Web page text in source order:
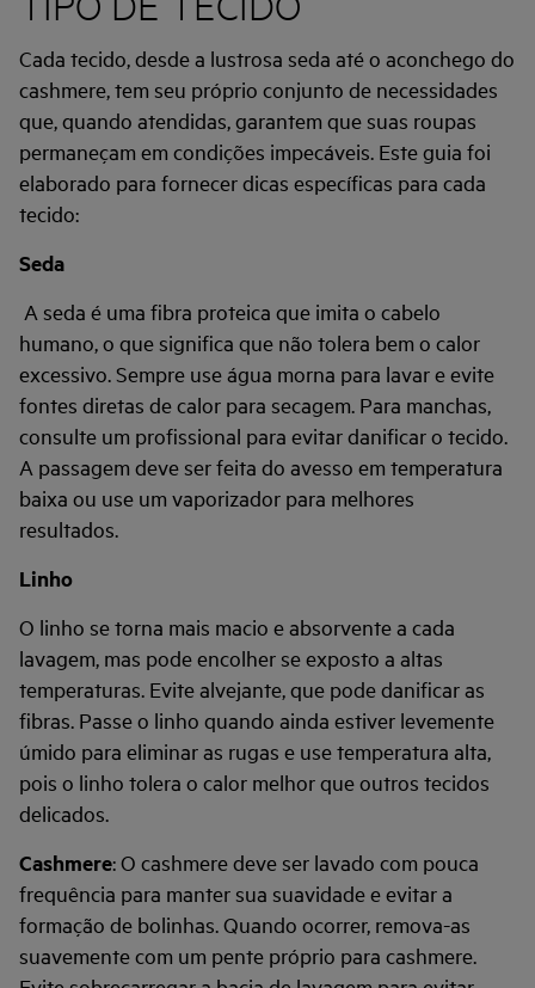
Cada tecido, desde a lustrosa seda até o aconchego do
cashmere, tem seu próprio conjunto de necessidades
que, quando atendidas, garantem que suas roupas
permaneçam em condições impecáveis. Este guia foi
elaborado para fornecer dicas específicas para cada
tecido:
Seda
A seda é uma fibra proteica que imita o cabelo
humano, o que significa que não tolera bem o calor
excessivo. Sempre use água morna para lavar e evite
fontes diretas de calor para secagem. Para manchas,
consulte um profissional para evitar danificar o tecido.
A passagem deve ser feita do avesso em temperatura
baixa ou use um vaporizador para melhores
resultados.
Linho
O linho se torna mais macio e absorvente a cada
lavagem, mas pode encolher se exposto a altas
temperaturas. Evite alvejante, que pode danificar as
fibras. Passe o linho quando ainda estiver levemente
úmido para eliminar as rugas e use temperatura alta,
pois o linho tolera o calor melhor que outros tecidos
delicados.
Cashmere: O cashmere deve ser lavado com pouca
frequência para manter sua suavidade e evitar a
formação de bolinhas. Quando ocorrer, remova-as
suavemente com um pente próprio para cashmere.